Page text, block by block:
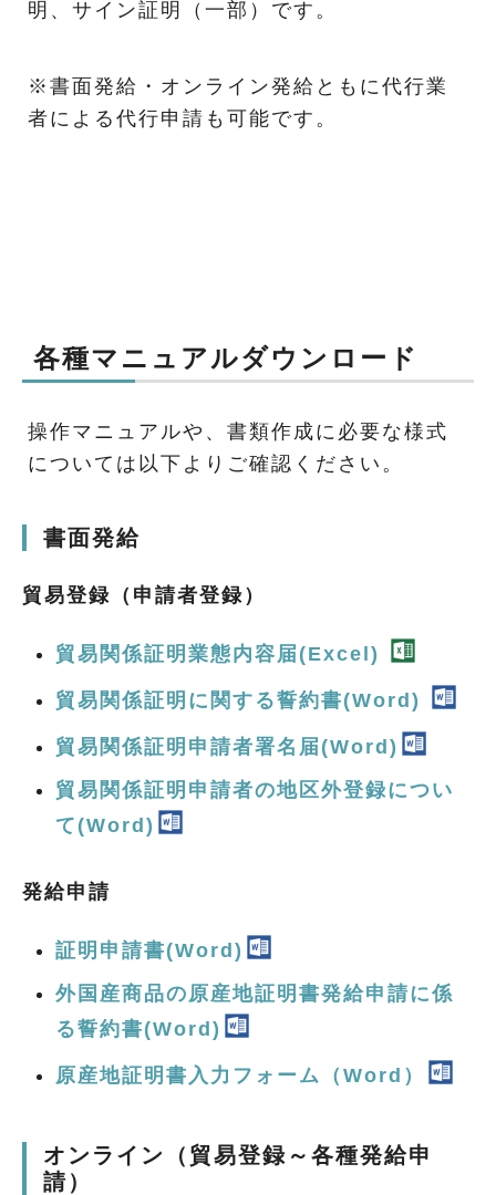
明、サイン証明（一部）です。
※書面発給・オンライン発給ともに代行業
者による代行申請も可能です。
各種マニュアルダウンロード
操作マニュアルや、書類作成に必要な様式
については以下よりご確認ください。
書面発給
貿易登録（申請者登録）
貿易関係証明業態内容届(Excel)
貿易関係証明に関する誓約書(Word)
貿易関係証明申請者署名届(Word)
貿易関係証明申請者の地区外登録につい
て(Word)
発給申請
証明申請書(Word)
外国産商品の原産地証明書発給申請に係
る誓約書(Word)
原産地証明書入力フォーム（Word）
オンライン（貿易登録～各種発給申
請）